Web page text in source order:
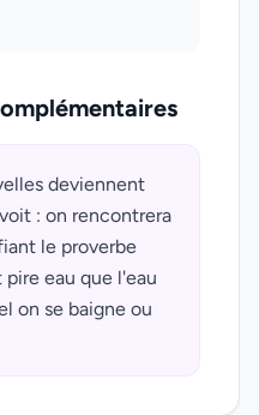
deviennent
: on rencontrera
le proverbe
eau que l'eau
on se baigne ou